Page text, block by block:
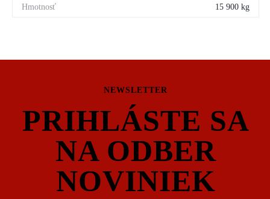
15 900 kg
NEWSLETTER
PRIHLÁSTE SA
NA ODBER
NOVINIEK